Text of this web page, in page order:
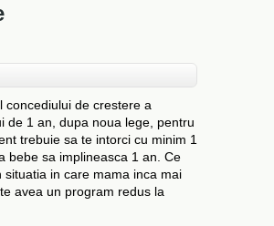
concediului de crestere a
de 1 an, dupa noua lege, pentru
trebuie sa te intorci cu minim 1
bebe sa implineasca 1 an. Ce
situatia in care mama inca mai
avea un program redus la